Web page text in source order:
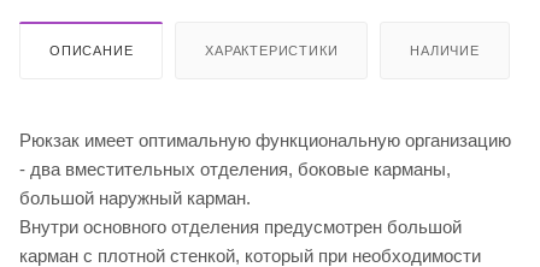
ОПИСАНИЕ ХАРАКТЕРИСТИКИ НАЛИЧИЕ
Рюкзак имеет оптимальную функциональную организацию
- два вместительных отделения, боковые карманы,
большой наружный карман.
Внутри основного отделения предусмотрен большой
карман с плотной стенкой, который при необходимости